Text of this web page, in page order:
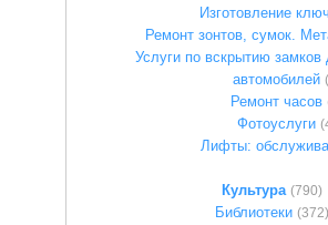
Изготовление
Ремонт зонтов, сумок.
Услуги по вскрытию
автомобилей
Ремонт часов
Фотоуслуги
Лифты:
Культура (790)
Библиотеки (372)